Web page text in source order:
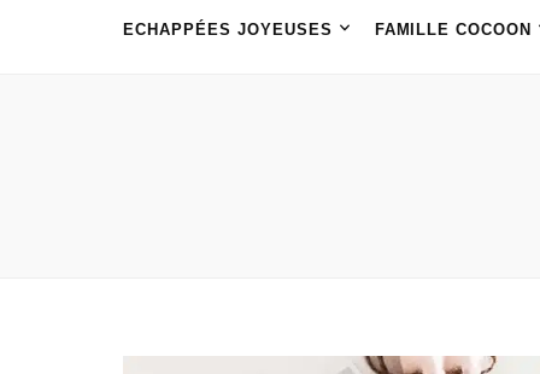
ECHAPPÉES JOYEUSES FAMILLE COCOON